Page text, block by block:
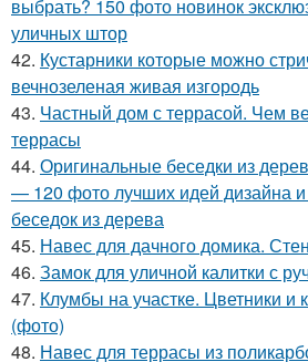
выбрать? 150 фото новинок
уличных штор
42. Кустарники которые можно
вечнозеленая живая изгородь
43. Частный дом с террасой. Чем
террасы
44. Оригинальные беседки из
— 120 фото лучших идей дизайна
беседок из дерева
45. Навес для дачного домика.
46. Замок для уличной калитки с
47. Клумбы на участке. Цветники и
(фото)
48. Навес для террасы из